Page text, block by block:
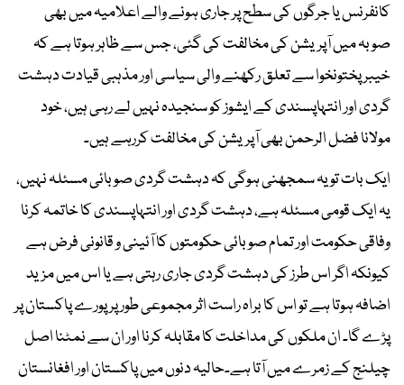
کانفرنس یا جرگوں کی سطح پر جاری ہونے والے اعلامیہ میں بھی
صوبہ میں آپریشن کی مخالفت کی گئی، جس سے ظاہر ہوتا ہے کہ
خیبر پختونخوا سے تعلق رکھنے والی سیاسی اور مذہبی قیادت دہشت
گردی اور انتہاپسندی کے ایشوز کو سنجیدہ نہیں لے رہی ہیں، خود
مولانا فضل الرحمن بھی آپریشن کی مخالفت کررہے ہیں۔
ایک بات تو یہ سمجھنی ہوگی کہ دہشت گردی صوبائی مسئلہ نہیں،
یہ ایک قومی مسئلہ ہے، دہشت گردی اور انتہاپسندی کا خاتمہ کرنا
وفاقی حکومت اور تمام صوبائی حکومتوں کا آئینی و قانونی فرض ہے
کیونکہ اگر اس طرز کی دہشت گردی جاری رہتی ہے یا اس میں مزید
اضافہ ہوتا ہے تو اس کا براہ راست اثر مجموعی طور پر پورے پاکستان پر
پڑے گا۔ ان ملکوں کی مداخلت کا مقابلہ کرنا اور ان سے نمٹنا اصل
چیلنج کے زمرے میں آتا ہے۔حالیہ دنوں میں پاکستان اور افغانستان